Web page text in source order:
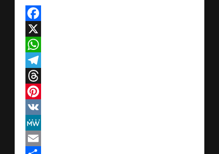
Facebook
X
WhatsApp
Telegram
Threads
Pinterest
VK
MeWe